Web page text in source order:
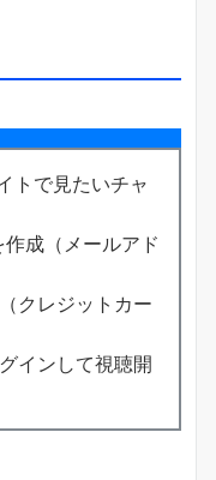
トで見たいチャ
作成（メールアド
クレジットカー
インして視聴開